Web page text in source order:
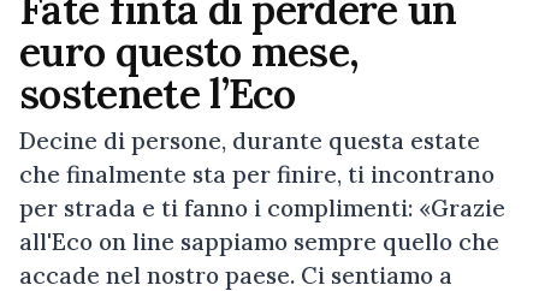
euro questo mese,
sostenete l’Eco
Decine di persone, durante questa estate
che finalmente sta per finire, ti incontrano
per strada e ti fanno i complimenti: «Grazie
all'Eco on line sappiamo sempre quello che
accade nel nostro paese. Ci sentiamo a